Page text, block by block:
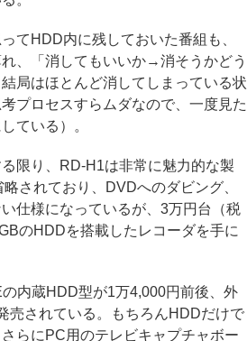
てHDD内に残しておいた番組も、
、「消してもいいか→消そうかどう
局はほとんど消してしまっている状
プロセスすらムダなので、一度見た
ている）。
限り、RD-H1は非常に魅力的な製
されており、DVDへのダビング、
仕様になっているが、3万円台（税
のHDDを搭載したレコーダを手に
内蔵HDD型が1万4,000円前後、外
売されている。もちろんHDDだけで
らにPC用のテレビキャプチャボー